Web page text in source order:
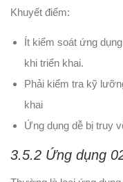
Khuyết điểm:
Ít kiểm soát ứng
khi triển khai.
Phải kiểm tra kỹ
khai
Ứng dụng dễ bị truy
3.5.2 Ứng dụng